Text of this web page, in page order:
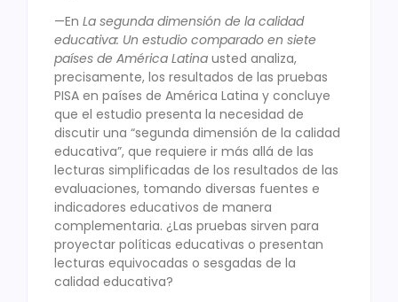
—En La segunda dimensión de la calidad
educativa: Un estudio comparado en siete
países de América Latina usted analiza,
precisamente, los resultados de las pruebas
PISA en países de América Latina y concluye
que el estudio presenta la necesidad de
discutir una “segunda dimensión de la calidad
educativa”, que requiere ir más allá de las
lecturas simplificadas de los resultados de las
evaluaciones, tomando diversas fuentes e
indicadores educativos de manera
complementaria. ¿Las pruebas sirven para
proyectar políticas educativas o presentan
lecturas equivocadas o sesgadas de la
calidad educativa?